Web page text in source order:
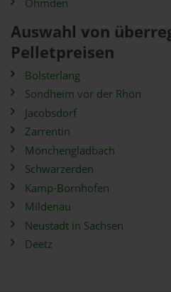
Auswahl von
Pelletpreisen
Bolsterlang
Sondheim vor der Rhön
Jacobsdorf
Zarrentin
Mönchengladbach
Schwarzerden
Kamp-Bornhofen
Mildenau
Neustadt in Sachsen
Deetz